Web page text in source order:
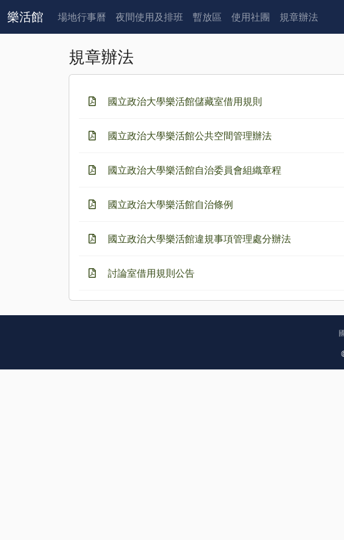
樂活館 場地行事曆 夜間使用及排班 暫放區 使用社團 規章辦法
規章辦法
國立政治大學樂活館儲藏室借用規則
國立政治大學樂活館公共空間管理辦法
國立政治大學樂活館自治委員會組織章程
國立政治大學樂活館自治條例
國立政治大學樂活館違規事項管理處分辦法
討論室借用規則公告